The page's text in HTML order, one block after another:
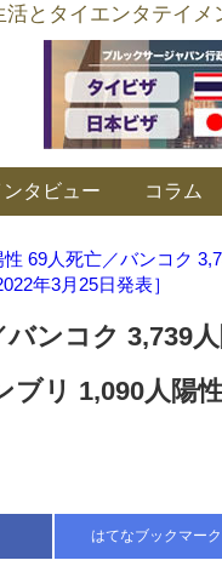
とタイエンタテイメ
ンタビュー コラム
性 69人死亡／バンコク
年3月25日発表］
ンコク 3,739
リ 1,090人陽
はてなブックマーク